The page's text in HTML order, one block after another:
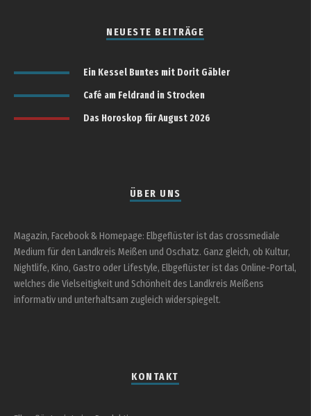
NEUESTE BEITRÄGE
Ein Kessel Buntes mit Dorit Gäbler
Café am Feldrand in Strocken
Das Horoskop für August 2026
ÜBER UNS
Magazin, Facebook & Homepage: Elbgeflüster ist das crossmediale
Medium für den Landkreis Meißen und Oschatz. Ganz gleich, ob Kultur,
Nightlife, Kino, Gastro oder Lifestyle, Elbgeflüster ist das Online-Portal,
welches die Vielseitigkeit und Schönheit des Landkreis Meißens
informativ und unterhaltsam zugleich widerspiegelt.
KONTAKT